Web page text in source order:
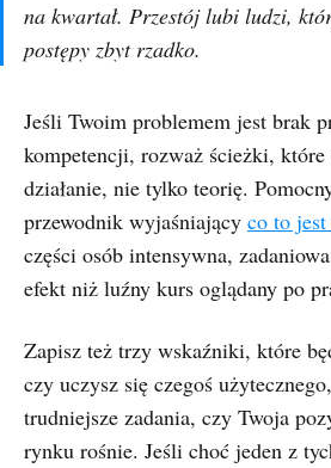
na kwartał. Przestój lubi ludzi,
postępy zbyt rzadko.
Jeśli Twoim problemem jest brak
kompetencji, rozważ ścieżki,
działanie, nie tylko teorię.
przewodnik wyjaśniający co to
części osób intensywna,
efekt niż luźny kurs oglądany po
Zapisz też trzy wskaźniki, które
czy uczysz się czegoś
trudniejsze zadania, czy Twoja
rynku rośnie. Jeśli choć jeden z